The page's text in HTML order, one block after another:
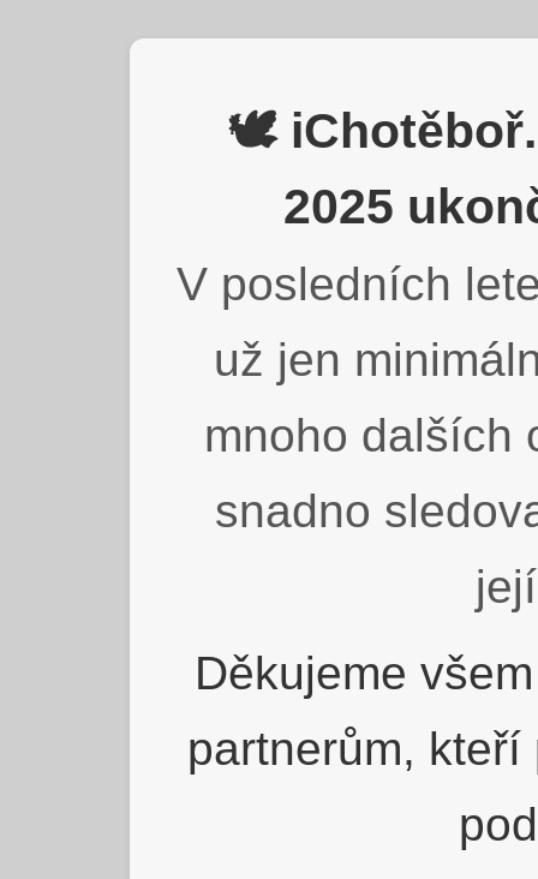
🕊️
2025
V posledních
už jen
mnoho dalších
snadno
Děkujeme
partnerům,